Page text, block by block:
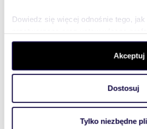
Dowiedz się więcej odnośnie tego,
szczegółów. W Deklaracji plików
wycofać swoją zgodę w dowolnej
aby oferować funkcje
witrynie. Informacje o tym, jak
analitycznym. Partnerzy mogą
Akceptuj
Dostosuj
Tylko niezbędne
WYRÓŻNIONE